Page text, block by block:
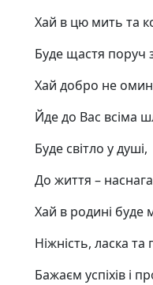
Хай в цю мить та
Буде щастя поруч
Хай добро не
Йде до Вас всіма
Буде світло у душі,
До життя –
Хай в родині буде
Ніжність, ласка та
Бажаєм успіхів і